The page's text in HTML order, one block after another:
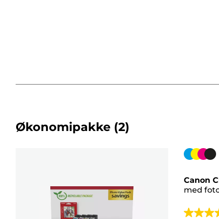
Økonomipakke (2)
Canon
med